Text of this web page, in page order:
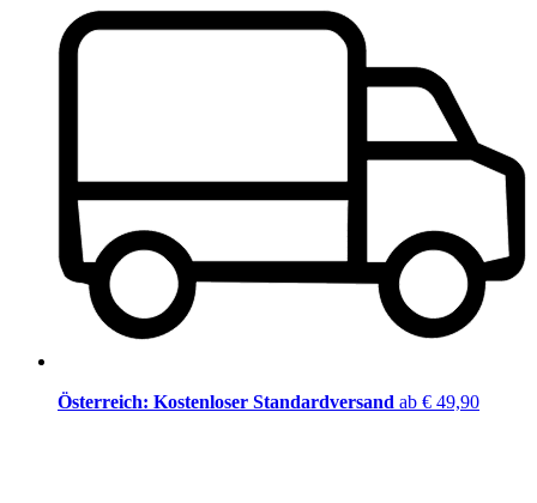
Österreich: Kostenloser Standardversand ab € 49,90